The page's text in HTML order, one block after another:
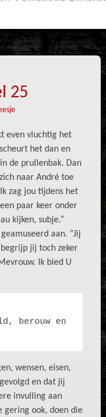
25
even vluchtig het
het dan en
de prullenbak. Dan
naar André toe
zag jou tijdens het
paar keer onder
kijken, subje.”
aan. “Jij
jij toch zeker
Ik bied U
berouw en
wensen, eisen,
en dat jij
invulling aan
gering ook, doen die